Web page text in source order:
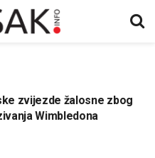
zvijezde žalosne zbog
Wimbledona